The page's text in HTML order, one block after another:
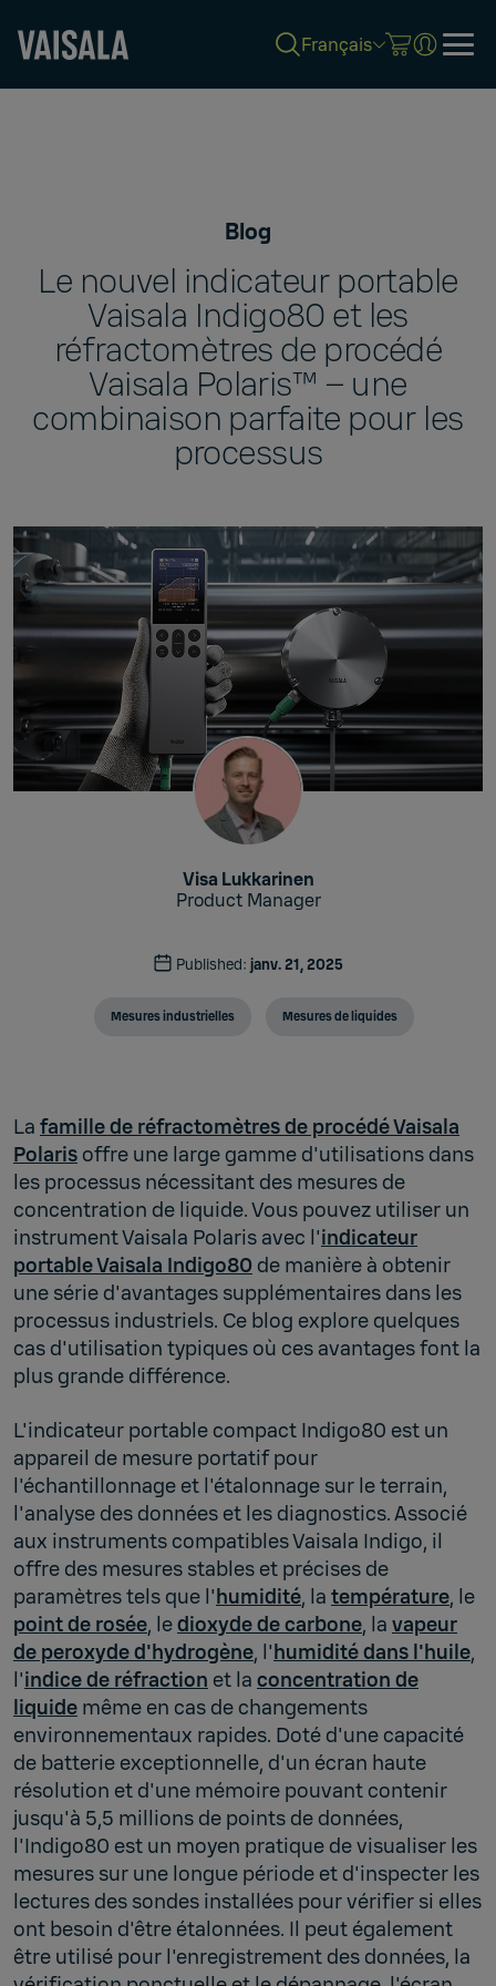
Français
Blog
Le nouvel indicateur portable
Vaisala Indigo80 et les
réfractomètres de procédé
Vaisala Polaris™ – une
combinaison parfaite pour les
processus
Visa Lukkarinen
Product Manager
Published: janv. 21, 2025
Mesures industrielles Mesures de liquides
La famille de réfractomètres de procédé Vaisala
Polaris offre une large gamme d'utilisations dans
les processus nécessitant des mesures de
concentration de liquide. Vous pouvez utiliser un
instrument Vaisala Polaris avec l'indicateur
portable Vaisala Indigo80 de manière à obtenir
une série d'avantages supplémentaires dans les
processus industriels. Ce blog explore quelques
cas d'utilisation typiques où ces avantages font la
plus grande différence.
L'indicateur portable compact Indigo80 est un
appareil de mesure portatif pour
l'échantillonnage et l'étalonnage sur le terrain,
l'analyse des données et les diagnostics. Associé
aux instruments compatibles Vaisala Indigo, il
offre des mesures stables et précises de
paramètres tels que l'humidité, la température, le
point de rosée, ledioxyde de carbone, la vapeur
de peroxyde d'hydrogène, l'humidité dans l'huile,
l'indice de réfraction et la concentration de
liquide même en cas de changements
environnementaux rapides. Doté d'une capacité
de batterie exceptionnelle, d'un écran haute
résolution et d'une mémoire pouvant contenir
jusqu'à 5,5 millions de points de données,
l'Indigo80 est un moyen pratique de visualiser les
mesures sur une longue période et d'inspecter les
lectures des sondes installées pour vérifier si elles
ont besoin d'être étalonnées. Il peut également
être utilisé pour l'enregistrement des données, la